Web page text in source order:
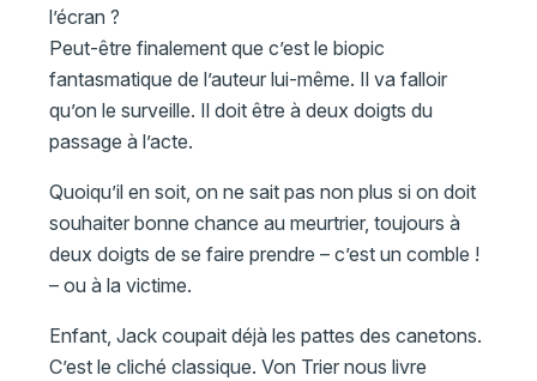
l’écran ?
Peut-être finalement que c’est le biopic
fantasmatique de l’auteur lui-même. Il va falloir
qu’on le surveille. Il doit être à deux doigts du
passage à l’acte.
Quoiqu’il en soit, on ne sait pas non plus si on doit
souhaiter bonne chance au meurtrier, toujours à
deux doigts de se faire prendre – c’est un comble !
– ou à la victime.
Enfant, Jack coupait déjà les pattes des canetons.
C’est le cliché classique. Von Trier nous livre